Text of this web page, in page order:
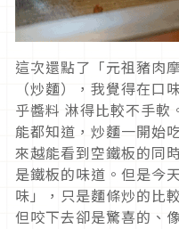
這次還點了「元祖豬肉
（炒麵），我覺得在口
乎醬料 淋得比較不手軟
能都知道，炒麵一開始
來越能看到空鐵板的
是鐵板的味道。但是今
味」，只是麵條炒的比
但咬下去卻是驚喜的、